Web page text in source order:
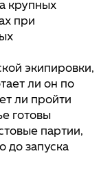
крупных
при
экипировки,
ли он по
ли пройти
готовы
партии,
до запуска